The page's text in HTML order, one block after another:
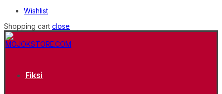
Wishlist
Shopping cart close
Fiksi